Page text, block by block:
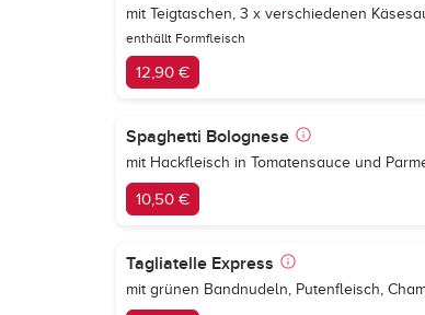
mit Teigtaschen, 3 x verschiedenen
enthällt Formfleisch
12,90 €
Spaghetti Bolognese
mit Hackfleisch in Tomatensauce und
10,50 €
Tagliatelle Express
mit grünen Bandnudeln, Putenfleisch,